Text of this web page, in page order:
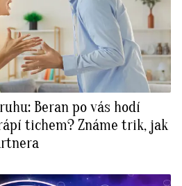
Beran po vás hodí
tichem? Známe trik, jak